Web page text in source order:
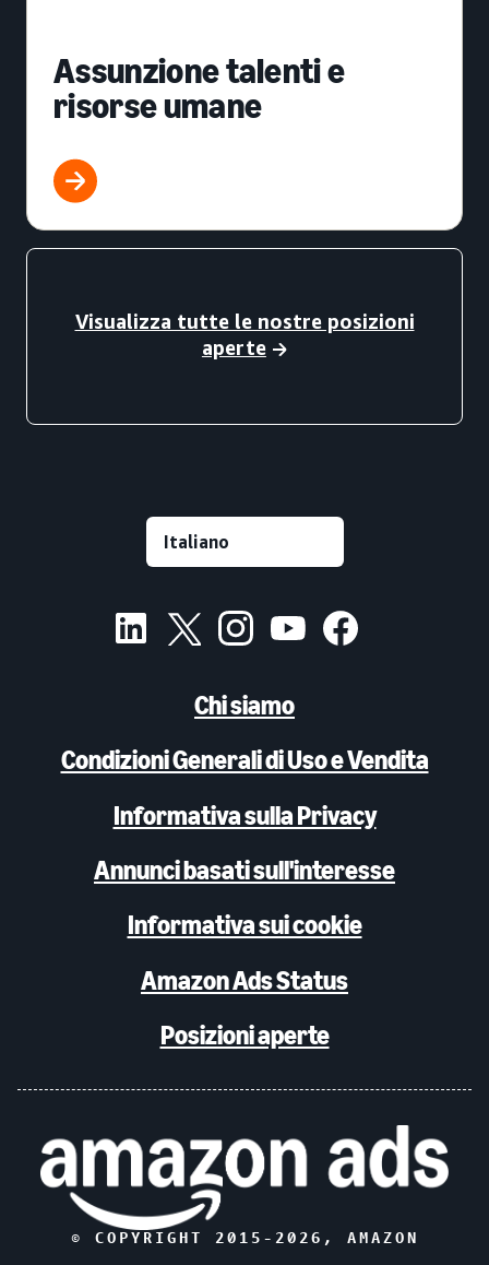
Assunzione talenti e
risorse umane
Visualizza tutte le nostre posizioni
aperte
Chi siamo
Condizioni Generali di Uso e Vendita
Informativa sulla Privacy
Annunci basati sull'interesse
Informativa sui cookie
Amazon Ads Status
Posizioni aperte
© COPYRIGHT 2015- 2026 , AMAZON